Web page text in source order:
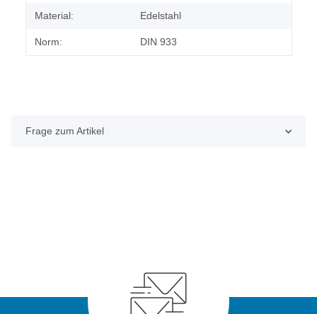
Material: Edelstahl
Norm: DIN 933
Frage zum Artikel